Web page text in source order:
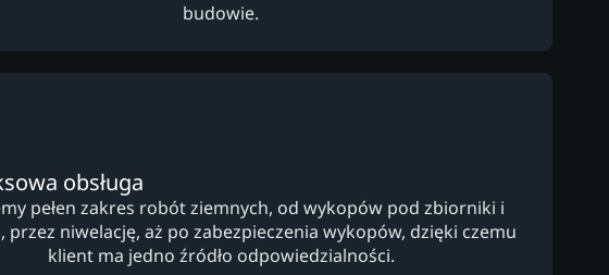
budowie.
obsługa
pełen zakres robót ziemnych, od wykopów pod zbiorniki i
przez niwelację, aż po zabezpieczenia wykopów, dzięki czemu
klient ma jedno źródło odpowiedzialności.